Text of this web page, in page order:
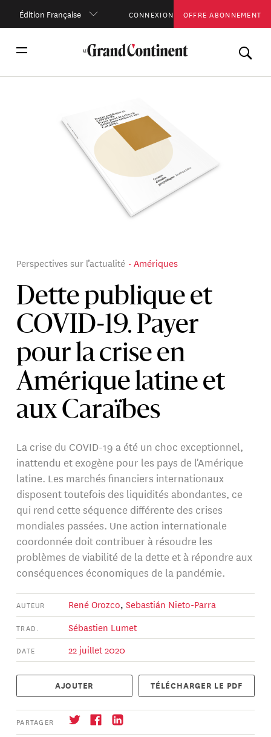
Édition Française CONNEXION OFFRE ABONNEMENT
Dette publique et
COVID-19. Payer
pour la crise en
Amérique latine et
aux Caraïbes
Perspectives sur l’actualité Amériques
La crise du COVID-19 a été un choc exceptionnel,
inattendu et exogène pour les pays de l'Amérique
latine. Les marchés financiers internationaux
disposent toutefois des liquidités abondantes, ce
qui rend cette séquence différente des crises
mondiales passées. Une action internationale
coordonnée doit contribuer à résoudre les
problèmes de viabilité de la dette et à répondre aux
conséquences économiques de la pandémie.
AUTEUR René Orozco, Sebastián Nieto-Parra
TRAD. Sébastien Lumet
DATE 22 juillet 2020
AJOUTER TÉLÉCHARGER LE PDF
PARTAGER